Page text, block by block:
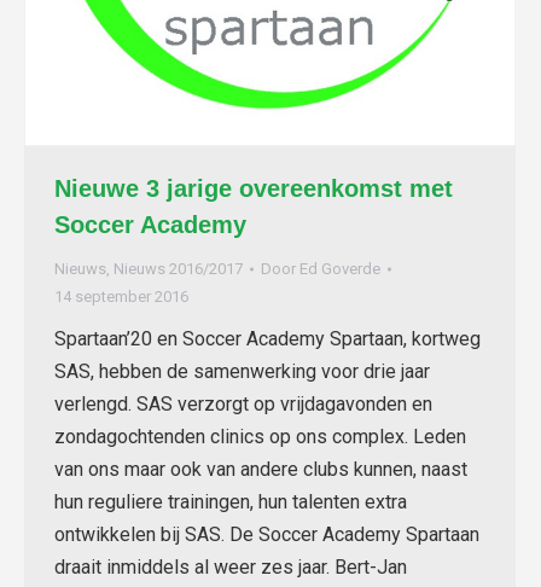
Nieuwe 3 jarige overeenkomst met
Soccer Academy
Nieuws, Nieuws 2016/2017 Door Ed Goverde
14 september 2016
Spartaan’20 en Soccer Academy Spartaan, kortweg
SAS, hebben de samenwerking voor drie jaar
verlengd. SAS verzorgt op vrijdagavonden en
zondagochtenden clinics op ons complex. Leden
van ons maar ook van andere clubs kunnen, naast
hun reguliere trainingen, hun talenten extra
ontwikkelen bij SAS. De Soccer Academy Spartaan
draait inmiddels al weer zes jaar. Bert-Jan